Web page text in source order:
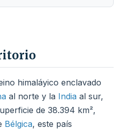
himaláyico enclavado
al norte y la India al sur,
de 38.394 km²,
Bélgica, este país